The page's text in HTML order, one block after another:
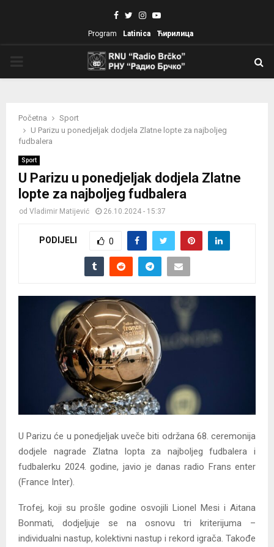
Facebook
TwitterInstagram
Youtube
Program Latinica Ћирилица
Početna
Sport
U Parizu u ponedjeljak dodjela Zlatne lopte za najboljeg
fudbalera
Sport
U Parizu u ponedjeljak dodjela Zlatne
lopte za najboljeg fudbalera
od Vladimir Matijević 26.10.2024 - 15:37
PODIJELI 0
U Parizu će u ponedjeljak uveče biti održana 68. ceremonija
dodjele nagrade Zlatna lopta za najboljeg fudbalera i
fudbalerku 2024. godine, javio je danas radio Frans enter
(France Inter).
Trofej, koji su prošle godine osvojili Lionel Mesi i Aitana
Bonmati, dodjeljuje se na osnovu tri kriterijuma –
individualni nastup, kolektivni nastup i rekord igrača. Takođe